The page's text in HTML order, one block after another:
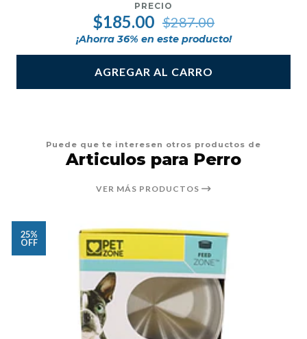
PRECIO
$185.00 $287.00
¡Ahorra36% en este producto!
AGREGAR AL CARRO
Puede que te interesen otros productos de
Articulos para Perro
VER MÁS PRODUCTOS
25%
OFF